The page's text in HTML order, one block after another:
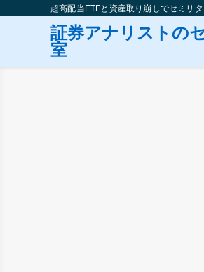
超高配当ETFと資産取り崩しでセミリ
証券アナリストの
室